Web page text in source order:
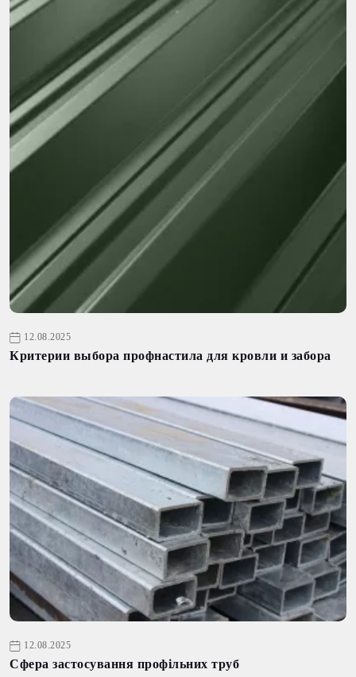
12.08.2025
Критерии выбора профнастила для кровли и забора
12.08.2025
Сфера застосування профільних труб